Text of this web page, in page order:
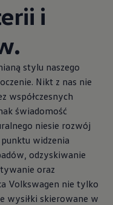
i
stylu naszego
Nikt z nas nie
współczesnych
świadomość
niesie rozwój
widzenia
odzyskiwanie
oraz
Volkswagen nie tylko
wysiłki skierowane w